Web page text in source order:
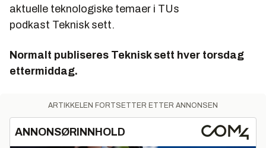
aktuelle teknologiske temaer i TUs
podkast Teknisk sett.
Normalt publiseres Teknisk sett hver torsdag
ettermiddag.
ARTIKKELEN FORTSETTER ETTER ANNONSEN
ANNONSØRINNHOLD